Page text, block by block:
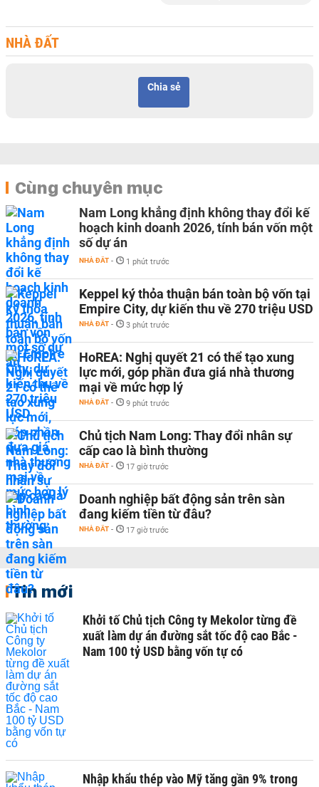
NHÀ ĐẤT
Chia sẻ
Cùng chuyên mục
Nam Long khẳng định không thay đổi kế
hoạch kinh doanh 2026, tính bán vốn một
số dự án
NHÀ ĐẤT - 1 phút trước
Keppel ký thỏa thuận bán toàn bộ vốn tại
Empire City, dự kiến thu về 270 triệu USD
NHÀ ĐẤT - 3 phút trước
HoREA: Nghị quyết 21 có thể tạo xung
lực mới, góp phần đưa giá nhà thương
mại về mức hợp lý
NHÀ ĐẤT - 9 phút trước
Chủ tịch Nam Long: Thay đổi nhân sự
cấp cao là bình thường
NHÀ ĐẤT - 17 giờ trước
Doanh nghiệp bất động sản trên sàn
đang kiếm tiền từ đâu?
NHÀ ĐẤT - 17 giờ trước
Tin mới
Khởi tố Chủ tịch Công ty Mekolor từng đề
xuất làm dự án đường sắt tốc độ cao Bắc -
Nam 100 tỷ USD bằng vốn tự có
Nhập khẩu thép vào Mỹ tăng gần 9% trong